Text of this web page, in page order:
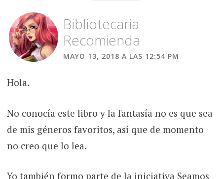
Bibliotecaria
Recomienda
MAYO 13, 2018 A LAS 12:54 PM
Hola.
No conocía este libro y la fantasía no es que sea
de mis géneros favoritos, así que de momento
no creo que lo lea.
Yo también formo parte de la iniciativa Seamos